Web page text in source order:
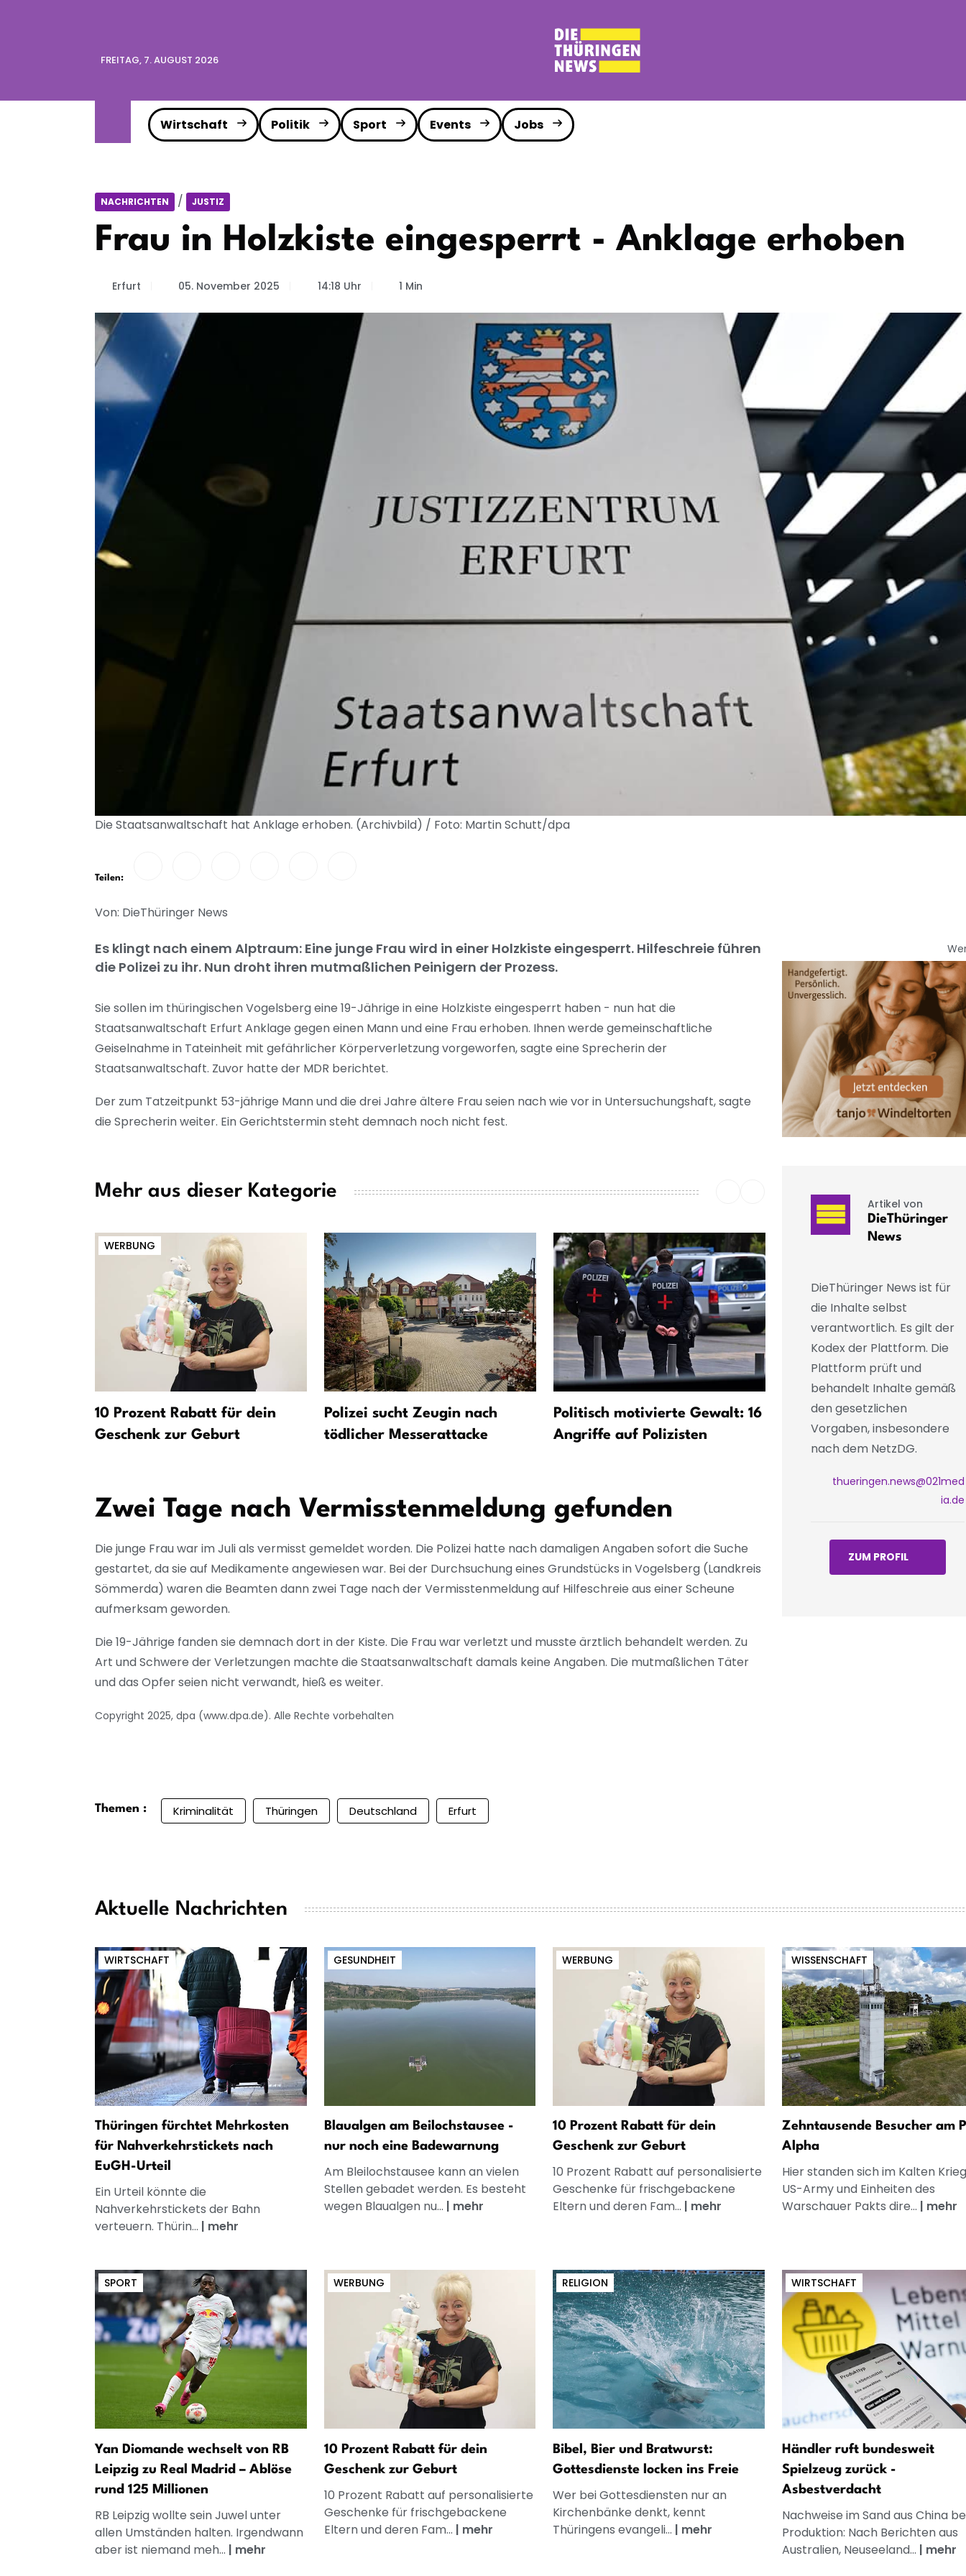
FREITAG, 7. AUGUST 2026
Wirtschaft Politik Sport Events Jobs
NACHRICHTEN / JUSTIZ
Frau in Holzkiste eingesperrt - Anklage erhoben
Erfurt 05. November 2025 14:18 Uhr 1 Min
Die Staatsanwaltschaft hat Anklage erhoben. (Archivbild) / Foto: Martin Schutt/dpa
Teilen:
Von: DieThüringer News
Es klingt nach einem Alptraum: Eine junge Frau wird in einer Holzkiste eingesperrt. Hilfeschreie führen
die Polizei zu ihr. Nun droht ihren mutmaßlichen Peinigern der Prozess.
Sie sollen im thüringischen Vogelsberg eine 19-Jährige in eine Holzkiste eingesperrt haben - nun hat die
Staatsanwaltschaft Erfurt Anklage gegen einen Mann und eine Frau erhoben. Ihnen werde gemeinschaftliche
Geiselnahme in Tateinheit mit gefährlicher Körperverletzung vorgeworfen, sagte eine Sprecherin der
Staatsanwaltschaft. Zuvor hatte der MDR berichtet.
Der zum Tatzeitpunkt 53-jährige Mann und die drei Jahre ältere Frau seien nach wie vor in Untersuchungshaft, sagte
die Sprecherin weiter. Ein Gerichtstermin steht demnach noch nicht fest.
Mehr aus dieser Kategorie
WERBUNG
10 Prozent Rabatt für dein
Geschenk zur Geburt
Polizei sucht Zeugin nach
tödlicher Messerattacke
Politisch motivierte Gewalt: 16
Angriffe auf Polizisten
Fußballfan attackiert 14-
Jährige wegen Trainings-
Kleidung
Zwei Tage nach Vermisstenmeldung gefunden
Die junge Frau war im Juli als vermisst gemeldet worden. Die Polizei hatte nach damaligen Angaben sofort die Suche
gestartet, da sie auf Medikamente angewiesen war. Bei der Durchsuchung eines Grundstücks in Vogelsberg (Landkreis
Sömmerda) waren die Beamten dann zwei Tage nach der Vermisstenmeldung auf Hilfeschreie aus einer Scheune
aufmerksam geworden.
Die 19-Jährige fanden sie demnach dort in der Kiste. Die Frau war verletzt und musste ärztlich behandelt werden. Zu
Art und Schwere der Verletzungen machte die Staatsanwaltschaft damals keine Angaben. Die mutmaßlichen Täter
und das Opfer seien nicht verwandt, hieß es weiter.
Copyright 2025, dpa (www.dpa.de). Alle Rechte vorbehalten
Artikel von
DieThüringer
News
DieThüringer News ist für
die Inhalte selbst
verantwortlich. Es gilt der
Kodex der Plattform. Die
Plattform prüft und
behandelt Inhalte gemäß
den gesetzlichen
Vorgaben, insbesondere
nach dem NetzDG.
thueringen.news@021med
ia.de
ZUM PROFIL
Themen : Kriminalität Thüringen Deutschland Erfurt
Aktuelle Nachrichten
WIRTSCHAFT
Thüringen fürchtet Mehrkosten
für Nahverkehrstickets nach
EuGH-Urteil
Ein Urteil könnte die
Nahverkehrstickets der Bahn
verteuern. Thürin... | mehr
GESUNDHEIT
Blaualgen am Beilochstausee -
nur noch eine Badewarnung
Am Bleilochstausee kann an vielen
Stellen gebadet werden. Es besteht
wegen Blaualgen nu... | mehr
WERBUNG
10 Prozent Rabatt für dein
Geschenk zur Geburt
10 Prozent Rabatt auf personalisierte
Geschenke für frischgebackene
Eltern und deren Fam... | mehr
WISSENSCHAFT
Zehntausende Besucher am
Alpha
Hier standen sich im Kalten
US-Army und Einheiten des
Warschauer Pakts dire... | mehr
SPORT
Yan Diomande wechselt von RB
Leipzig zu Real Madrid – Ablöse
rund 125 Millionen
RB Leipzig wollte sein Juwel unter
allen Umständen halten. Irgendwann
aber ist niemand meh... | mehr
WERBUNG
10 Prozent Rabatt für dein
Geschenk zur Geburt
10 Prozent Rabatt auf personalisierte
Geschenke für frischgebackene
Eltern und deren Fam... | mehr
RELIGION
Bibel, Bier und Bratwurst:
Gottesdienste locken ins Freie
Wer bei Gottesdiensten nur an
Kirchenbänke denkt, kennt
Thüringens evangeli... | mehr
WIRTSCHAFT
Händler ruft bundesweit
Spielzeug zurück -
Asbestverdacht
Nachweise im Sand aus China
Produktion: Nach Berichten aus
Australien, Neuseeland... | mehr